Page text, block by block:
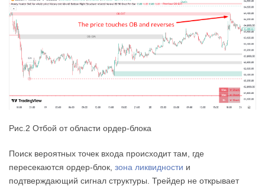
Рис.2 Отбой от области ордер-блока
Поиск вероятных точек входа происходит там, где
пересекаются ордер-блок, зона ликвидности и
подтверждающий сигнал структуры. Трейдер не открывает